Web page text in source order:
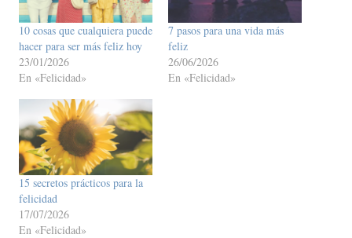
10 cosas que cualquiera puede
hacer para ser más feliz hoy
23/01/2026
En «Felicidad»
7 pasos para una vida más
feliz
26/06/2026
En «Felicidad»
15 secretos prácticos para la
felicidad
17/07/2026
En «Felicidad»